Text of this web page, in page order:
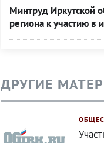
Минтруд Иркутской
региона к участию в
ДРУГИЕ